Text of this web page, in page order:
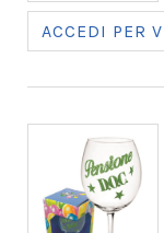
ACCEDI PER